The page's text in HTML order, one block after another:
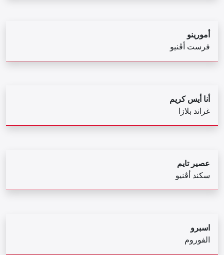
أمورينو
فرست أڨنيو
أنا أيس كريم
غراند بلازا
عصير تايم
سكند أڤنيو
اسبرو
الفوروم